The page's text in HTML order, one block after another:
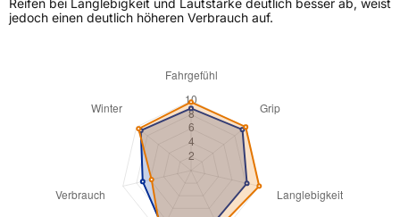
Reifen bei Langlebigkeit und Lautstärke deutlich besser ab, weist
jedoch einen deutlich höheren Verbrauch auf.